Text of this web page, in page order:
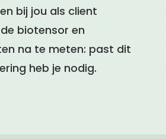
bij jou als client
biotensor en
na te meten: past dit
heb je nodig.